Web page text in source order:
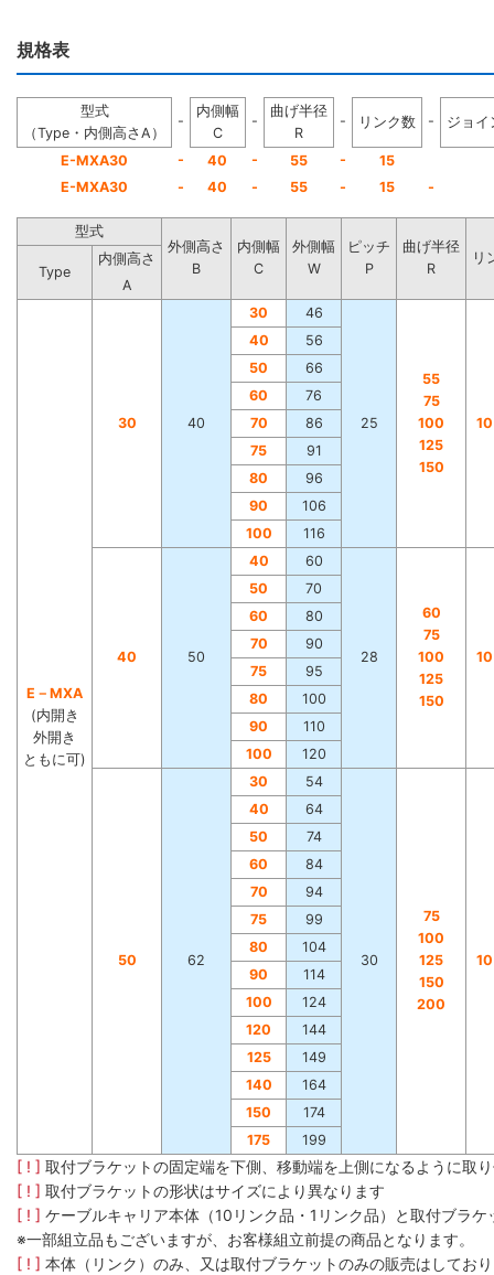
規格表
型式
（Type・内側高さA）
-
内側幅
C
-
曲げ半径
R
- リンク数 - ジョイ
E-MXA30 - 40 - 55 -
15
E-MXA30
- 40 - 55 - 15 -
型式
外側高さ
B
内側幅
C
外側幅
W
ピッチ
P
曲げ半径
R
リ
Type
内側高さ
A
E－MXA
(内開き
外開き
ともに可)
30 40
30 46
25
55
75
100
125
150
40
56
50
66
60
76
70
86
75
91
80
96
90
106
100
116
40 50
40 60
28
60
75
100
125
150
50
70
60
80
70
90
75
95
80
100
90
110
100
120
50 62
30 54
30
75
100
125
150
200
40
64
50
74
60
84
70
94
75
99
80
104
90
114
100
124
120
144
125
149
140
164
150
174
175
199
[ ! ] 取付ブラケットの固定端を下側、移動端を上側になるように取
[ ! ] 取付ブラケットの形状はサイズにより異なります
[ ! ] ケーブルキャリア本体（10リンク品・1リンク品）と取付ブラ
※一部組立品もございますが、お客様組立前提の商品となります。
[ ! ] 本体（リンク）のみ、又は取付ブラケットのみの販売はしてお